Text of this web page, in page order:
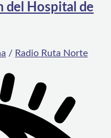
del Hospital de
/ Radio Ruta Norte